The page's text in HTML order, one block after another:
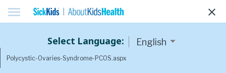
menu clear
Select Language: